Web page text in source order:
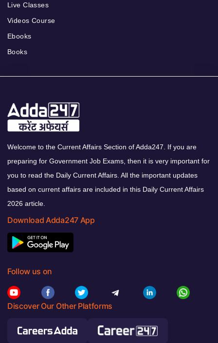
Live Classes
Videos Course
Ebooks
Books
Welcome to the Current Affairs Section of Adda247. If you are
preparing for Government Job Exams, then it is very important for
you to read the Daily Current Affairs. All the important updates
based on current affairs are included in this Daily Current Affairs
2026 article.
Download Adda247 App
Follow us on
Discover Our Other Platforms